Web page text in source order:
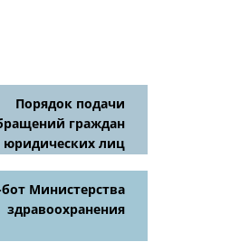
Порядок подачи
граждан
юридических лиц
Министерства
здравоохранения